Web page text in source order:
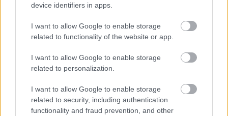
device identifiers in apps.
I want to allow Google to enable storage
related to functionality of the website or app.
I want to allow Google to enable storage
related to personalization.
I want to allow Google to enable storage
related to security, including authentication
functionality and fraud prevention, and other
csak akarsz!